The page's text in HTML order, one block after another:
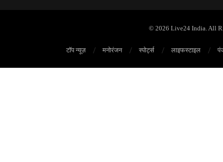
© 2026 Live24 India. All
टॉप न्यूज़ मनोरंजन स्पोर्ट्स लाइफस्टाइल